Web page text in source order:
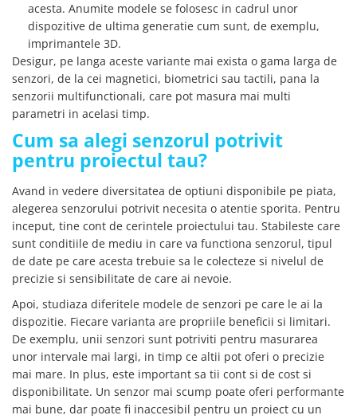
acesta. Anumite modele se folosesc in cadrul unor
dispozitive de ultima generatie cum sunt, de exemplu,
imprimantele 3D.
Desigur, pe langa aceste variante mai exista o gama larga de
senzori, de la cei magnetici, biometrici sau tactili, pana la
senzorii multifunctionali, care pot masura mai multi
parametri in acelasi timp.
Cum sa alegi senzorul potrivit
pentru proiectul tau?
Avand in vedere diversitatea de optiuni disponibile pe piata,
alegerea senzorului potrivit necesita o atentie sporita. Pentru
inceput, tine cont de cerintele proiectului tau. Stabileste care
sunt conditiile de mediu in care va functiona senzorul, tipul
de date pe care acesta trebuie sa le colecteze si nivelul de
precizie si sensibilitate de care ai nevoie.
Apoi, studiaza diferitele modele de senzori pe care le ai la
dispozitie. Fiecare varianta are propriile beneficii si limitari.
De exemplu, unii senzori sunt potriviti pentru masurarea
unor intervale mai largi, in timp ce altii pot oferi o precizie
mai mare. In plus, este important sa tii cont si de cost si
disponibilitate. Un senzor mai scump poate oferi performante
mai bune, dar poate fi inaccesibil pentru un proiect cu un